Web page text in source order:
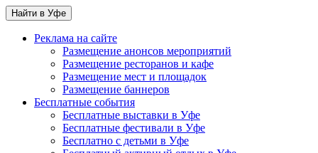
Найти в Уфе
Реклама на сайте
Размещение анонсов мероприятий
Размещение ресторанов и кафе
Размещение мест и площадок
Размещение баннеров
Бесплатные события
Бесплатные выставки в Уфе
Бесплатные фестивали в Уфе
Бесплатно с детьми в Уфе